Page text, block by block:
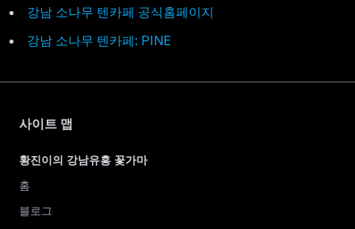
강남 소나무 텐카페 공식홈페이지
강남 소나무 텐카페: PINE
사이트 맵
황진이의 강남유흥 꽃가마
홈
블로그